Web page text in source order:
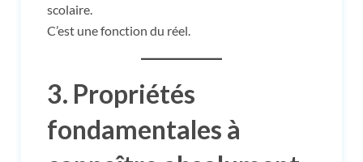
scolaire.
C’est une fonction du réel.
3. Propriétés
fondamentales à